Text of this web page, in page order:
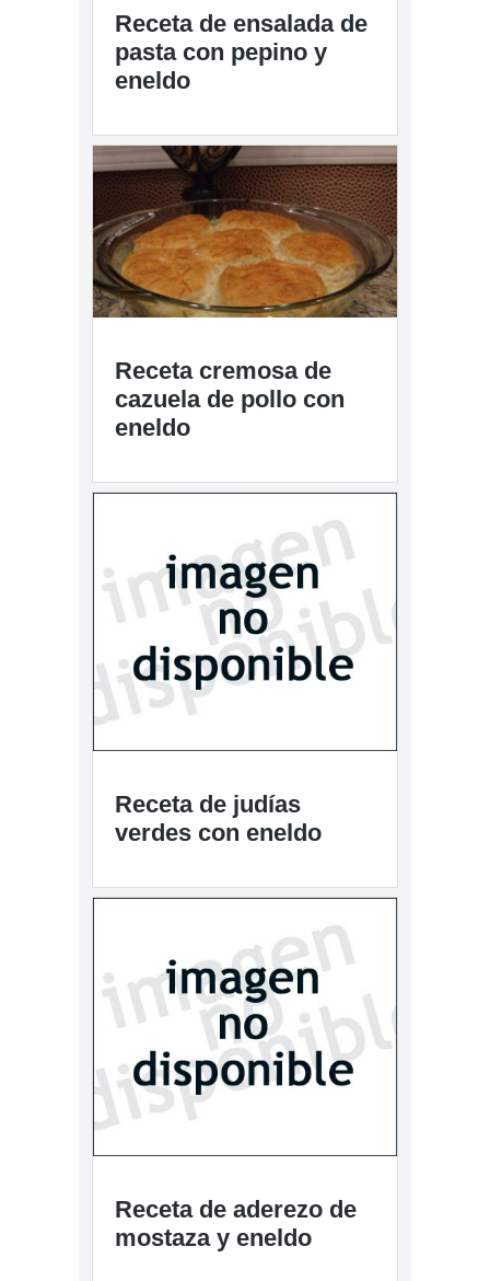
Receta de ensalada de
pasta con pepino y
eneldo
Receta cremosa de
cazuela de pollo con
eneldo
Receta de judías
verdes con eneldo
Receta de aderezo de
mostaza y eneldo